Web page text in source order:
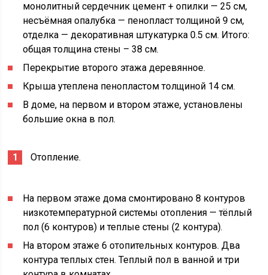
монолитный сердечник цемент + опилки — 25 см,
несъёмная опалубка — пенопласт толщиной 9 см,
отделка — декоративная штукатурка 0.5 см. Итого:
общая толщина стены – 38 см.
Перекрытие второго этажа деревянное.
Крыша утеплена пенопластом толщиной 14 см.
В доме, на первом и втором этаже, установлены
большие окна в пол.
Отопление.
На первом этаже дома смонтировано 8 контуров
низкотемпературной системы отопления — тёплый
пол (6 контуров) и теплые стены (2 контура).
На втором этаже 6 отопительных контуров. Два
контура теплых стен. Теплый пол в ванной и три